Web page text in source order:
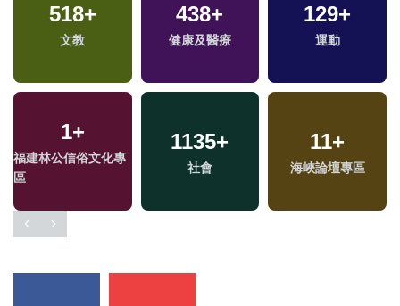
518+
文教
438+
健康及醫療
129+
運動
1+
福建林公信俗文化專
區
1135+
社會
11+
海峽論壇專區